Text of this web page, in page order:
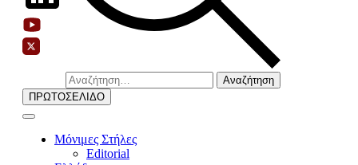
Αναζήτηση
για:
ΠΡΩΤΟΣΕΛΙΔΟ
Μόνιμες Στήλες
Editorial